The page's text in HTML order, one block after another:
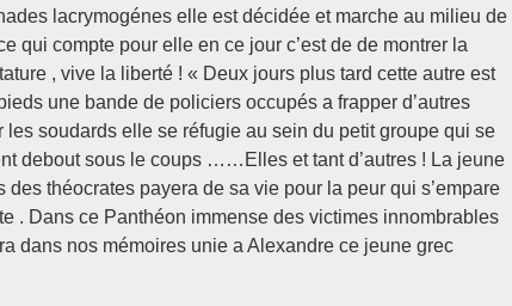
lacrymogénes elle est décidée et marche au milieu de
qui compte pour elle en ce jour c’est de de montrer la
, vive la liberté ! « Deux jours plus tard cette autre est
une bande de policiers occupés a frapper d’autres
soudards elle se réfugie au sein du petit groupe qui se
debout sous le coups ……Elles et tant d’autres ! La jeune
théocrates payera de sa vie pour la peur qui s’empare
. Dans ce Panthéon immense des victimes innombrables
dans nos mémoires unie a Alexandre ce jeune grec